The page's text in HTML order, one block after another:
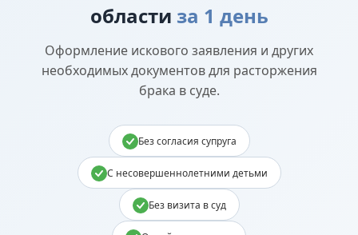
области за 1 день
Оформление искового заявления и других
необходимых документов для расторжения
брака в суде.
Без согласия супруга
С несовершеннолетними детьми
Без визита в суд